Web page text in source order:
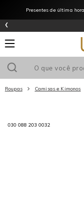
Presentes de última
‹
Roupas Camisas e Kimonos
030 088 203 0032